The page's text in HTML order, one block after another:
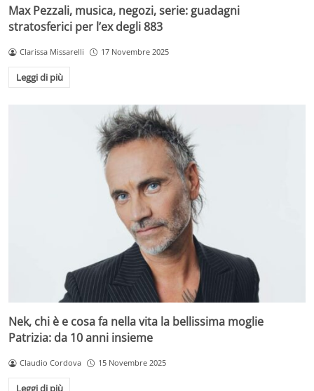
Max Pezzali, musica, negozi, serie: guadagni
stratosferici per l’ex degli 883
Clarissa Missarelli 17 Novembre 2025
Leggi di più
Nek, chi è e cosa fa nella vita la bellissima moglie
Patrizia: da 10 anni insieme
Claudio Cordova 15 Novembre 2025
Leggi di più